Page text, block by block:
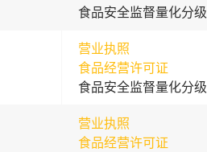
食品安全监督量化分级
营业执照
食品经营许可证
食品安全监督量化分级
营业执照
食品经营许可证